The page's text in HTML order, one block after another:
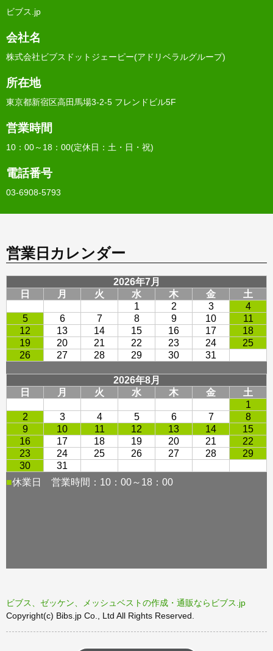
ビブス.jp
会社名
株式会社ビブスドットジェーピー(アドリベラルグループ)
所在地
東京都新宿区高田馬場3-2-5 フレンドビル5F
営業時間
10：00～18：00(定休日：土・日・祝)
電話番号
03-6908-5793
営業日カレンダー
ビブス、ゼッケン、メッシュベストの作成・通販ならビブス.jp
Copyright(c) Bibs.jp Co., Ltd All Rights Reserved.